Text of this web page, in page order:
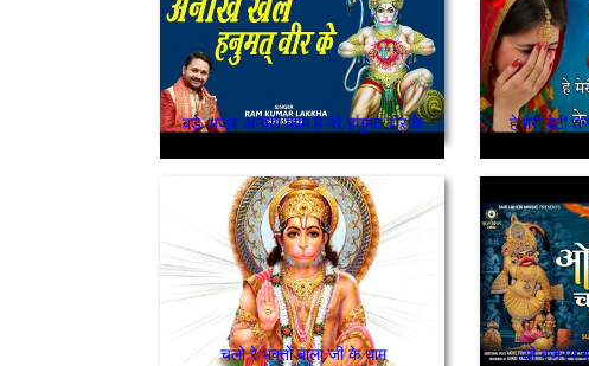
बड़े अजब अनोखे काम है मेरे हनुमत वीर के हे मेरी बेटी
चलो रे भक्तों बाला जी के धाम ओ बजरंग